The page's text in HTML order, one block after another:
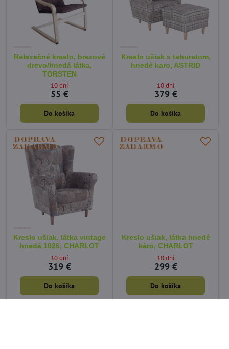
Relaxačné kreslo, brezové
drevo/hnedá látka,
TORSTEN
10 dní
55 €
Do košíka
Kreslo ušiak s taburetom,
hnedé karo, ASTRID
10 dní
379 €
Do košíka
Kreslo ušiak, látka vintage
hnedá 1026, CHARLOT
10 dní
319 €
Do košíka
Kreslo ušiak, látka hnedé
káro, CHARLOT
10 dní
299 €
Do košíka